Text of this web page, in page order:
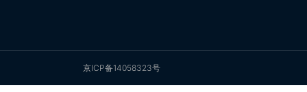
京ICP备14058323号